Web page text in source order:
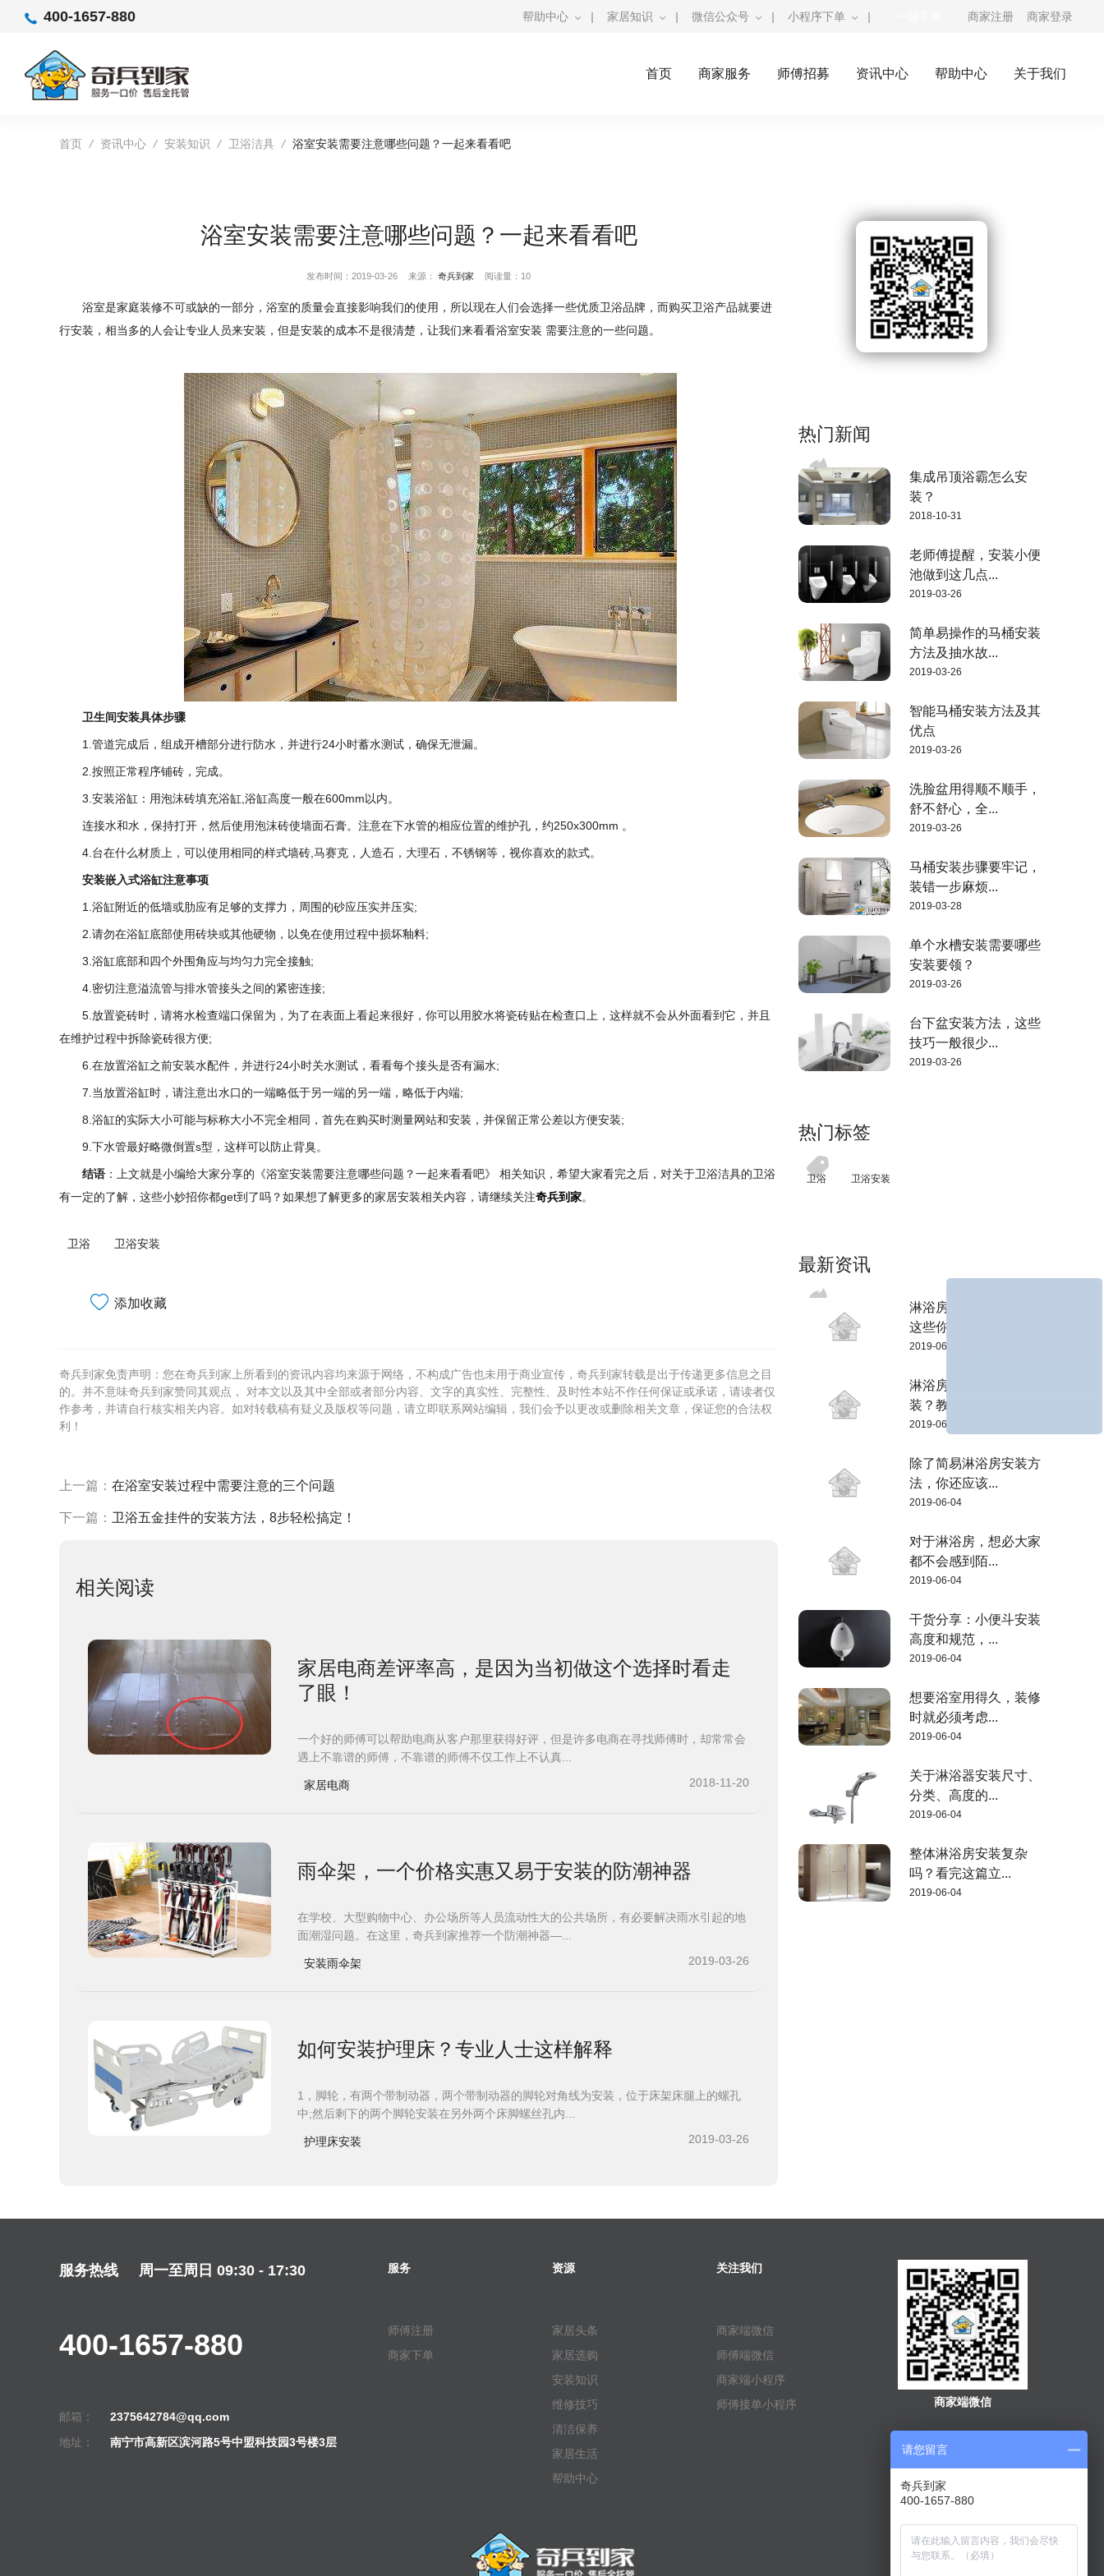
400-1657-880 帮助中心 | 家居知识 | 微信公众号 | 小程序下单 | 商家注册 商家登录
首页 商家服务 师傅招募 资讯中心 帮助中心 关于我们
首页 / 资讯中心 / 安装知识 / 卫浴洁具 / 浴室安装需要注意哪些问题？一起来看看吧
浴室安装需要注意哪些问题？一起来看看吧
发布时间：2019-03-26 来源： 奇兵到家 阅读量：10
浴室是家庭装修不可或缺的一部分，浴室的质量会直接影响我们的使用，所以现在人们会选择一些优质卫浴品牌，而购买卫浴产品就要进
行安装，相当多的人会让专业人员来安装，但是安装的成本不是很清楚，让我们来看看浴室安装 需要注意的一些问题。
卫生间安装具体步骤
1.管道完成后，组成开槽部分进行防水，并进行24小时蓄水测试，确保无泄漏。
2.按照正常程序铺砖，完成。
3.安装浴缸：用泡沫砖填充浴缸,浴缸高度一般在600mm以内。
连接水和水，保持打开，然后使用泡沫砖使墙面石膏。注意在下水管的相应位置的维护孔，约250x300mm 。
4.台在什么材质上，可以使用相同的样式墙砖,马赛克，人造石，大理石，不锈钢等，视你喜欢的款式。
安装嵌入式浴缸注意事项
1.浴缸附近的低墙或肋应有足够的支撑力，周围的砂应压实并压实;
2.请勿在浴缸底部使用砖块或其他硬物，以免在使用过程中损坏釉料;
3.浴缸底部和四个外围角应与均匀力完全接触;
4.密切注意溢流管与排水管接头之间的紧密连接;
5.放置瓷砖时，请将水检查端口保留为，为了在表面上看起来很好，你可以用胶水将瓷砖贴在检查口上，这样就不会从外面看到它，并且
在维护过程中拆除瓷砖很方便;
6.在放置浴缸之前安装水配件，并进行24小时关水测试，看看每个接头是否有漏水;
7.当放置浴缸时，请注意出水口的一端略低于另一端的另一端，略低于内端;
8.浴缸的实际大小可能与标称大小不完全相同，首先在购买时测量网站和安装，并保留正常公差以方便安装;
9.下水管最好略微倒置s型，这样可以防止背臭。
结语 ：上文就是小编给大家分享的《浴室安装需要注意哪些问题？一起来看看吧》 相关知识，希望大家看完之后，对关于卫浴洁具的卫浴
有一定的了解，这些小妙招你都get到了吗？如果想了解更多的家居安装相关内容，请继续关注奇兵到家。
卫浴 卫浴安装
添加收藏
奇兵到家免责声明：您在奇兵到家上所看到的资讯内容均来源于网络，不构成广告也未用于商业宣传，奇兵到家转载是出于传递更多信息之目
的。并不意味奇兵到家赞同其观点， 对本文以及其中全部或者部分内容、文字的真实性、完整性、及时性本站不作任何保证或承诺，请读者仅
作参考，并请自行核实相关内容。如对转载稿有疑义及版权等问题，请立即联系网站编辑，我们会予以更改或删除相关文章，保证您的合法权
利！
上一篇： 在浴室安装过程中需要注意的三个问题
下一篇： 卫浴五金挂件的安装方法，8步轻松搞定！
相关阅读
家居电商差评率高，是因为当初做这个选择时看走
了眼！
一个好的师傅可以帮助电商从客户那里获得好评，但是许多电商在寻找师傅时，却常常会
遇上不靠谱的师傅，不靠谱的师傅不仅工作上不认真...
家居电商 2018-11-20
雨伞架，一个价格实惠又易于安装的防潮神器
在学校、大型购物中心、办公场所等人员流动性大的公共场所，有必要解决雨水引起的地
面潮湿问题。在这里，奇兵到家推荐一个防潮神器—...
安装雨伞架 2019-03-26
如何安装护理床？专业人士这样解释
1，脚轮，有两个带制动器，两个带制动器的脚轮对角线为安装，位于床架床腿上的螺孔
中;然后剩下的两个脚轮安装在另外两个床脚螺丝孔内...
护理床安装 2019-03-26
热门新闻
集成吊顶浴霸怎么安
装？
2018-10-31
老师傅提醒，安装小便
池做到这几点...
2019-03-26
简单易操作的马桶安装
方法及抽水故...
2019-03-26
智能马桶安装方法及其
优点
2019-03-26
洗脸盆用得顺不顺手，
舒不舒心，全...
2019-03-26
马桶安装步骤要牢记，
装错一步麻烦...
2019-03-28
单个水槽安装需要哪些
安装要领？
2019-03-26
台下盆安装方法，这些
技巧一般很少...
2019-03-26
热门标签
卫浴 卫浴安装
最新资讯
淋浴房隔断安装，还有
这些你不知道...
2019-06-04
淋浴房防水条怎么安
装？教你两招轻...
2019-06-04
除了简易淋浴房安装方
法，你还应该...
2019-06-04
对于淋浴房，想必大家
都不会感到陌...
2019-06-04
干货分享：小便斗安装
高度和规范，...
2019-06-04
想要浴室用得久，装修
时就必须考虑...
2019-06-04
关于淋浴器安装尺寸、
分类、高度的...
2019-06-04
整体淋浴房安装复杂
吗？看完这篇立...
2019-06-04
服务热线 周一至周日 09:30 - 17:30
400-1657-880
邮箱：
2375642784@qq.com
地址：
南宁市高新区滨河路5号中盟科技园3号楼3层
服务
师傅注册
商家下单
资源
家居头条
家居选购
安装知识
维修技巧
清洁保养
家居生活
帮助中心
关注我们
商家端微信
师傅端微信
商家端小程序
师傅接单小程序
商家端微信
请您留言
奇兵到家
400-1657-880